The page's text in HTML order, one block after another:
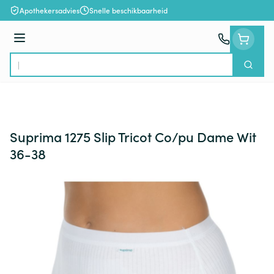
Ga naar de inhoud
Apothekersadvies Snelle beschikbaarheid
Menu
Product, merk, categorie...
Zoek
Suprima 1275 Slip Tricot Co/pu Dame Wit
36-38